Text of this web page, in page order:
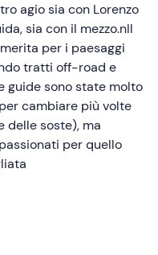
agio sia con Lorenzo
sia con il mezzo.nIl
per i paesaggi
tratti off-road e
guide sono state molto
cambiare più volte
delle soste), ma
per quello